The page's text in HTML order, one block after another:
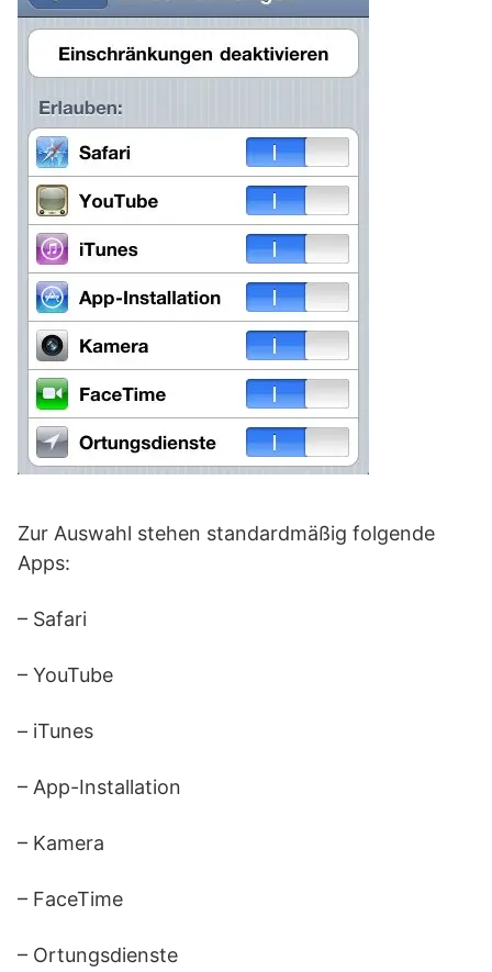
Zur Auswahl stehen standardmäßig folgende
Apps:
– Safari
– YouTube
– iTunes
– App-Installation
– Kamera
– FaceTime
– Ortungsdienste